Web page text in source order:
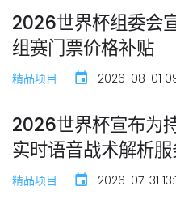
2026世界杯组委会
组赛门票价格补贴
精品项目 2026-08-01
2026世界杯宣布为
实时语音战术解析
精品项目 2026-07-31